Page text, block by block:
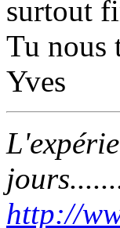
surtout
Tu nous
Yves
http://